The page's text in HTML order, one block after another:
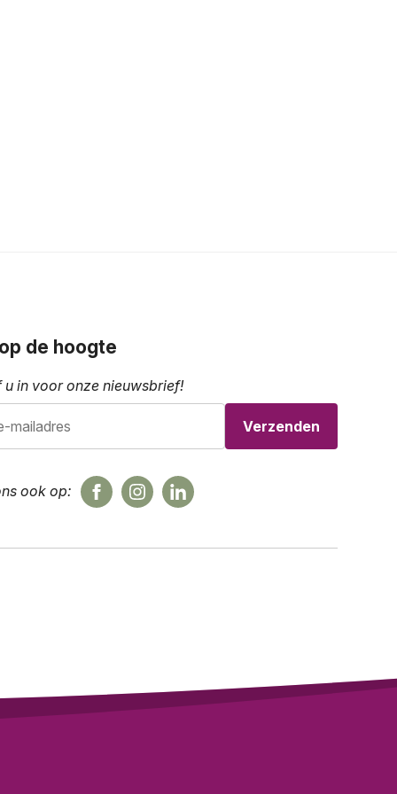
de hoogte
u in voor onze nieuwsbrief!
ook op: